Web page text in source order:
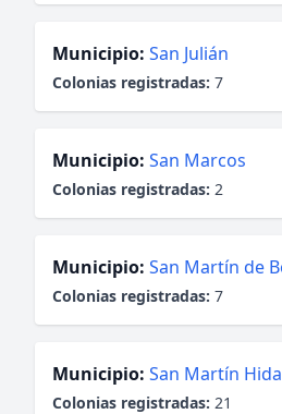
Municipio: San Julián
Colonias registradas: 7
Municipio: San Marcos
Colonias registradas: 2
Municipio: San Martín de
Colonias registradas: 7
Municipio: San Martín
Colonias registradas: 21